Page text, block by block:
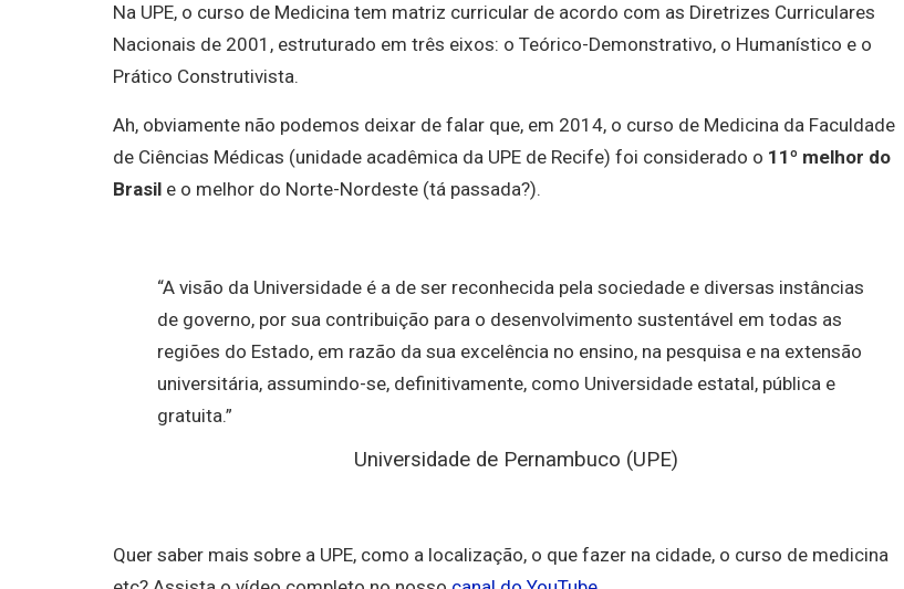
Na UPE, o curso de Medicina tem matriz curricular de acordo com as Diretrizes Curriculares
Nacionais de 2001, estruturado em três eixos: o Teórico-Demonstrativo, o Humanístico e o
Prático Construtivista.
Ah, obviamente não podemos deixar de falar que, em 2014, o curso de Medicina da Faculdade
de Ciências Médicas (unidade acadêmica da UPE de Recife) foi considerado o 11º melhor do
Brasil e o melhor do Norte-Nordeste (tá passada?).
“A visão da Universidade é a de ser reconhecida pela sociedade e diversas instâncias
de governo, por sua contribuição para o desenvolvimento sustentável em todas as
regiões do Estado, em razão da sua excelência no ensino, na pesquisa e na extensão
universitária, assumindo-se, definitivamente, como Universidade estatal, pública e
gratuita.”
Universidade de Pernambuco (UPE)
Quer saber mais sobre a UPE, como a localização, o que fazer na cidade, o curso de medicina